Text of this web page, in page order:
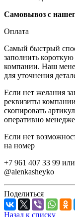
Самовывоз с
Оплата
Самый быстрый
заполнить
компании. Наш
для уточнения
Если нет желания
реквизиты
скопировать
оперативно
Если нет
на номер
+7 961 407 33 99
@alenkasheyko
Поделиться
Назад к списку